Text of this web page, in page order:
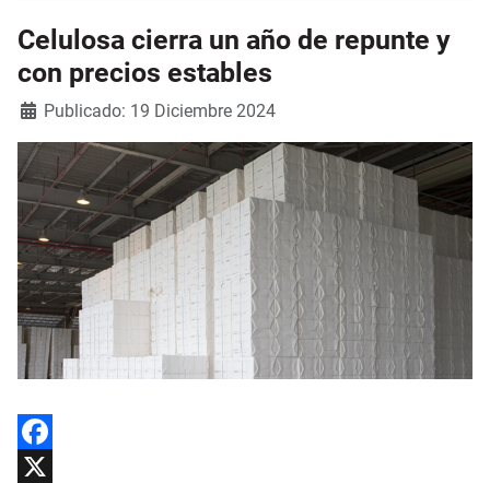
Celulosa cierra un año de repunte y
con precios estables
Detalles
Publicado: 19 Diciembre 2024
Facebook